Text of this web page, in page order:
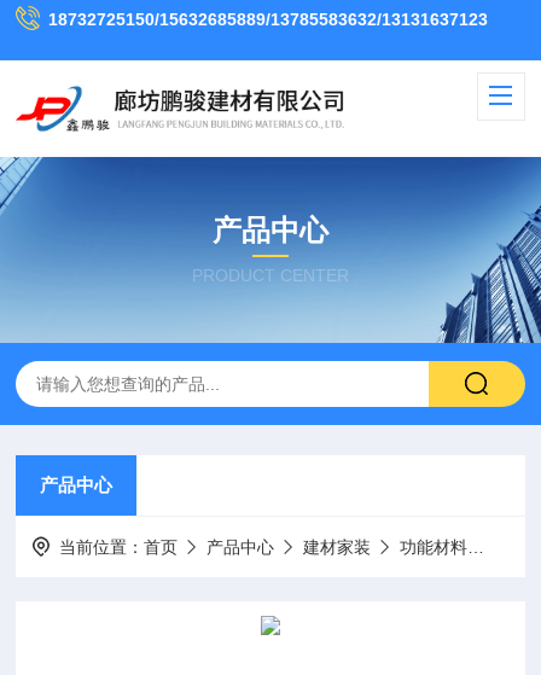
18732725150/15632685889/13785583632/13131637123
产品中心
PRODUCT CENTER
产品中心
当前位置：首页 产品中心 建材家装 功能材料